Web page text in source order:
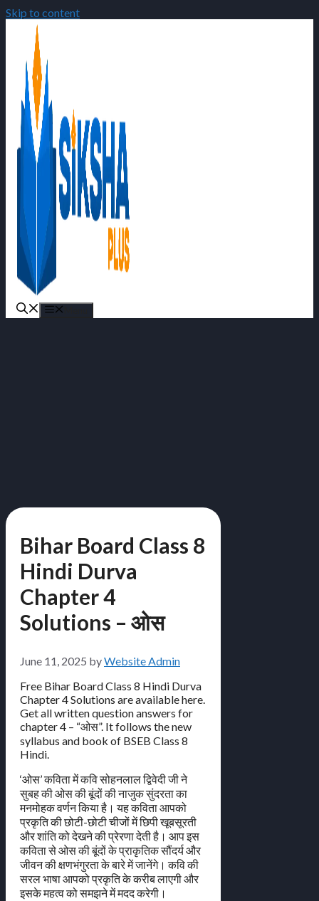
Skip to content
Bihar Board Class 8
Hindi Durva
Chapter 4
Solutions – ओस
June 11, 2025 byWebsite Admin
Free Bihar Board Class 8 Hindi Durva
Chapter 4 Solutions are available here.
Get all written question answers for
chapter 4 – “ओस”. It follows the new
syllabus and book of BSEB Class 8
Hindi.
‘ओस’ कविता में कवि सोहनलाल द्विवेदी जी ने
सुबह की ओस की बूंदों की नाजुक सुंदरता का
मनमोहक वर्णन किया है। यह कविता आपको
प्रकृति की छोटी-छोटी चीजों में छिपी खूबसूरती
और शांति को देखने की प्रेरणा देती है। आप इस
कविता से ओस की बूंदों के प्राकृतिक सौंदर्य और
जीवन की क्षणभंगुरता के बारे में जानेंगे। कवि की
सरल भाषा आपको प्रकृति के करीब लाएगी और
इसके महत्व को समझने में मदद करेगी।